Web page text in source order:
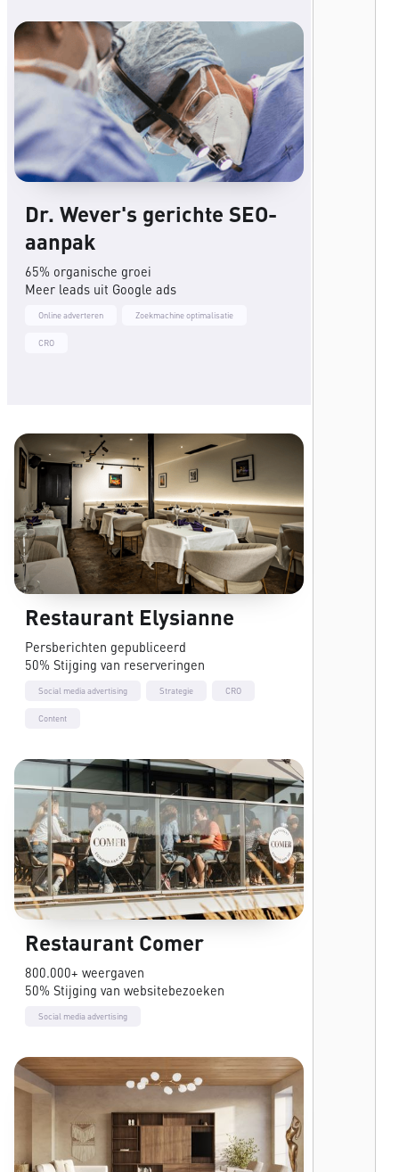
Dr. Wever's gerichte SEO-
aanpak
65% organische groei
Meer leads uit Google ads
Online adverteren Zoekmachine optimalisatie
CRO
Restaurant Elysianne
Persberichten gepubliceerd
50% Stijging van reserveringen
Social media advertising Strategie CRO
Content
Restaurant Comer
800.000+ weergaven
50% Stijging van websitebezoeken
Social media advertising